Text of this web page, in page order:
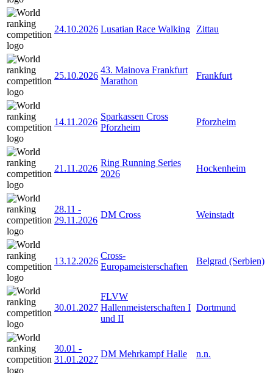
24.10.2026 Lusatian Race Walking Zittau
25.10.2026
43. Mainova Frankfurt
Marathon
Frankfurt
14.11.2026
Sparkassen Cross
Pforzheim
Pforzheim
21.11.2026
Ring Running Series
2026
Hockenheim
28.11 -
29.11.2026
DM Cross Weinstadt
13.12.2026
Cross-
Europameisterschaften
Belgrad (Serbien)
30.01.2027
FLVW
Hallenmeisterschaften I
und II
Dortmund
30.01 -
31.01.2027
DM Mehrkampf Halle n.n.